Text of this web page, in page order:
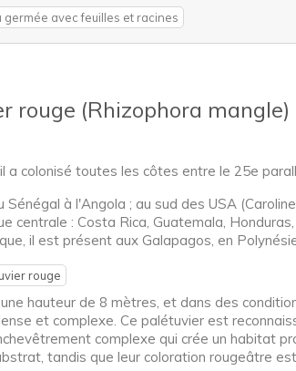
avec feuilles et racines
rouge (Rhizophora mangle)
a colonisé toutes les côtes entre le 25e
à l'Angola ; au sud des USA
: Costa Rica, Guatemala,
il est présent aux Galapagos, en
rouge
hauteur de 8 mètres, et dans des
et complexe. Ce palétuvier est
complexe qui crée un habitat
tandis que leur coloration rougeâtre